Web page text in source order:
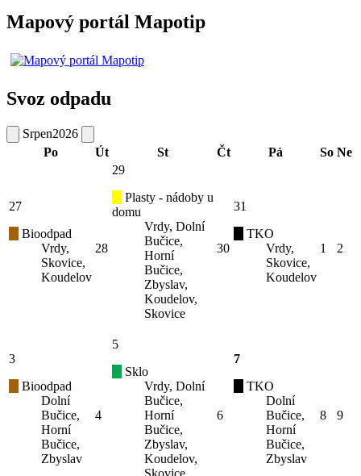
Mapový portál Mapotip
Svoz odpadu
Srpen2026
Po
Út St Čt Pá So Ne
27
Bioodpad
Vrdy,
Skovice,
Koudelov
28
29
Plasty - nádoby u
domu
Vrdy, Dolní
Bučice,
Horní
Bučice,
Zbyslav,
Koudelov,
Skovice
30
31
TKO
Vrdy,
Skovice,
Koudelov
1 2
3
Bioodpad
Dolní
Bučice,
Horní
Bučice,
Zbyslav
4
5
Sklo
Vrdy, Dolní
Bučice,
Horní
Bučice,
Zbyslav,
Koudelov,
Skovice
6
7
TKO
Dolní
Bučice,
Horní
Bučice,
Zbyslav
8 9